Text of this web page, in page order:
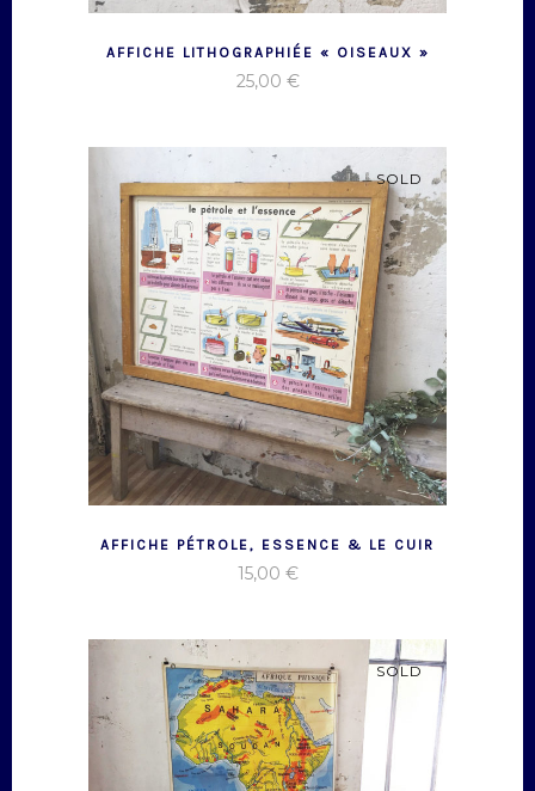
AFFICHE LITHOGRAPHIÉE « OISEAUX »
25,00 €
SOLD
AFFICHE PÉTROLE, ESSENCE & LE CUIR
15,00 €
SOLD